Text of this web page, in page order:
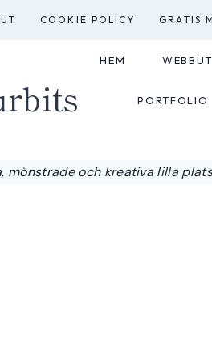
COOKIE POLICY GRATIS
HEM
PORTFOLIO
mönstrade och kreativa lilla